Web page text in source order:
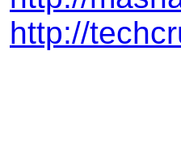
http://